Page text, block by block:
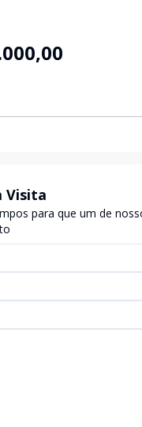
Visita
para que um de